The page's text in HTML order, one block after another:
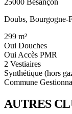
Doubs, Bourgogne-
299 m²
Oui Douches
Oui Accès PMR
2 Vestiaires
Synthétique (hors
Commune
AUTRES